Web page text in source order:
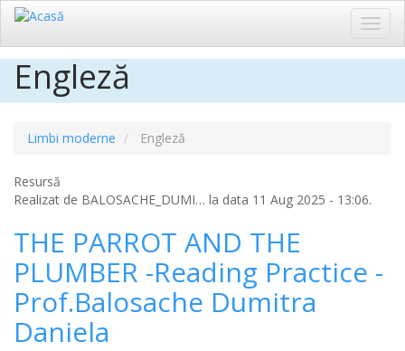
Sari
conținutul
Engleză
Limbi moderne Engleză
Resursă
Realizat de BALOSACHE_DUMI… la data 11 Aug 2025 - 13:06.
THE PARROT AND THE
PLUMBER -Reading Practice -
Prof.Balosache Dumitra
Daniela